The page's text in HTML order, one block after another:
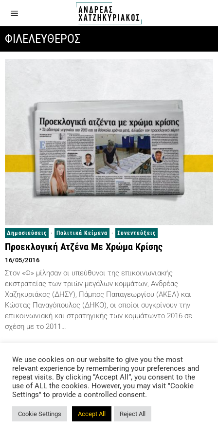
ΦΙΛΕΛΕΥΘΕΡΟΣ
Δημοσιεύσεις · Πολιτικά Κείμενα · Συνεντεύξεις
Προεκλογική Ατζένα Με Χρώμα Κρίσης
16/05/2016
Στον «Φ» μίλησαν οι υπεύθυνοι της επικοινωνιακής
εκστρατείας των τριών μεγάλων κομμάτων, Ανδρέας
Χαζηκυριάκος (ΔΗΣΥ), Πάμπος Παπαγεωργίου (ΑΚΕΛ) και
Κώστας Παναγόπουλος (ΔΗΚΟ), οι οποίοι συγκρίνουν την
επικοινωνιακή και στρατηγικής των κομμάτωντο 2016 σε
σχέση με το 2011…
All rights reserved | Πολιτική Απορρήτου GDPR
We use cookies on our website to give you the most
relevant experience by remembering your preferences and
repeat visits. By clicking “Accept All”, you consent to the
use of ALL the cookies. However, you may visit "Cookie
Settings" to provide a controlled consent.
Cookie Settings Accept All Reject All